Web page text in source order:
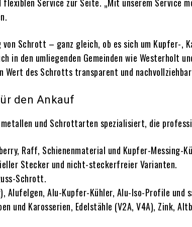
Schrott – ganz gleich, ob es sich um Kupfer-,
in den umliegenden Gemeinden wie Westerholt
Wert des Schrotts transparent und
den Ankauf
und Schrottarten spezialisiert, die
Raff, Schienenmaterial und Kupfer-Messing-
Stecker und nicht-steckerfreier Varianten.
Schrott.
Alu-Kupfer-Kühler, Alu-Iso-Profile und
und Karosserien, Edelstähle (V2A, V4A), Zink,